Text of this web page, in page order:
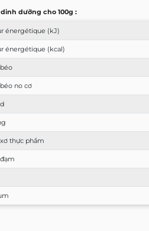
dưỡng cho 100g :
énergétique (kJ)
énergétique (kcal)
no cơ
thực phẩm